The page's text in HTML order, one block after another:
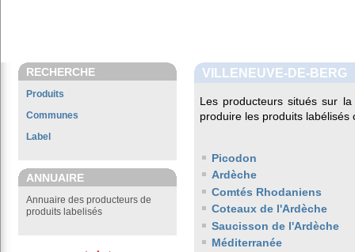
RECHERCHE
Produits
Communes
Label
ANNUAIRE
Annuaire des producteurs de
produits labelisés
VILLENEUVE-DE-BERG
Les producteurs situés sur
produire les produits labélisés
Picodon
Ardèche
Comtés Rhodaniens
Coteaux de l'Ardèche
Saucisson de l'Ardèche
Méditerranée